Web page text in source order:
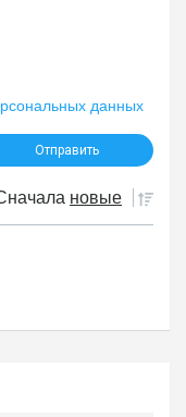
данных
новые